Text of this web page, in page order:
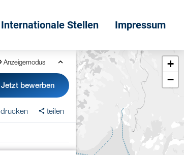
Internationale Stellen Impressum
Anzeigemodus
Jetzt bewerben
drucken teilen
+
−